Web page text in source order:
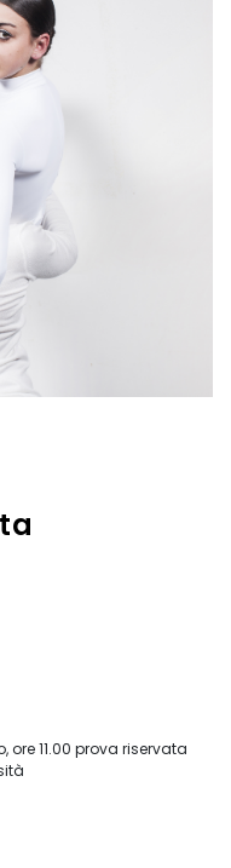
ore 11.00 prova riservata